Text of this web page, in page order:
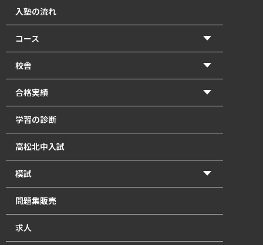
入塾の流れ
コース
【2026年度前期】小学5・6年生(北中受験コース)
【2026年度前期】小学5・6年生(一般進学コース)
【2026年度前期】中学1･2年生
【2026年度前期】中学3年生
塾長直接指導の「塾長クラス」｜瓦町で中学生の個別
指導
【2026年度前期】高校1～3年生・既卒生
英単語道場
校舎
香東校（円座町）
牟礼校
瓦町校
合格実績
2026年 高校入試 合格体験記
2026年 北中入試 合格体験記
2025年 高校入試 合格体験記
2025年 北中入試 合格体験記
2024年 高校入試 合格体験記
2024年 北中入試 合格体験記
学習の診断
高松北中入試
模試
かとうもし
北中模試
問題集販売
求人